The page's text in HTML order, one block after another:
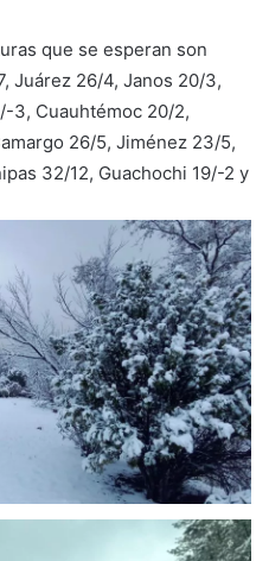
que se esperan son
Juárez 26/4, Janos 20/3,
3, Cuauhtémoc 20/2,
26/5, Jiménez 23/5,
32/12, Guachochi 19/-2 y